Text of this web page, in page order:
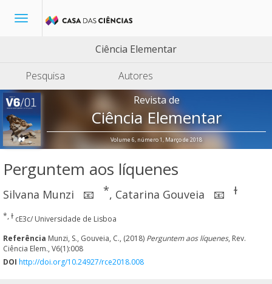
Toggle
Ciência Elementar
Pesquisa
Autores
Revista de
Ciência Elementar
Volume 6, número 1, Março de 2018
Perguntem aos líquenes
Silvana Munzi 📧 *, Catarina Gouveia 📧 ɫ
*, ɫ cE3c/ Universidade de Lisboa
Referência Munzi, S., Gouveia, C., (2018) Perguntem aos líquenes, Rev.
Ciência Elem., V6(1):008
DOI http://doi.org/10.24927/rce2018.008